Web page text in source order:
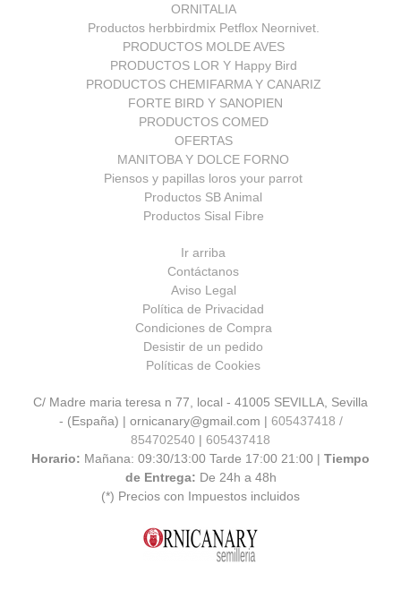
ORNITALIA
Productos herbbirdmix Petflox Neornivet.
PRODUCTOS MOLDE AVES
PRODUCTOS LOR Y Happy Bird
PRODUCTOS CHEMIFARMA Y CANARIZ
FORTE BIRD Y SANOPIEN
PRODUCTOS COMED
OFERTAS
MANITOBA Y DOLCE FORNO
Piensos y papillas loros your parrot
Productos SB Animal
Productos Sisal Fibre
Ir arriba
Contáctanos
Aviso Legal
Política de Privacidad
Condiciones de Compra
Desistir de un pedido
Políticas de Cookies
C/ Madre maria teresa n 77, local - 41005 SEVILLA, Sevilla
- (España) | ornicanary@gmail.com | 605437418 /
854702540 | 605437418
Horario: Mañana: 09:30/13:00 Tarde 17:00 21:00 | Tiempo
de Entrega: De 24h a 48h
(*) Precios con Impuestos incluidos